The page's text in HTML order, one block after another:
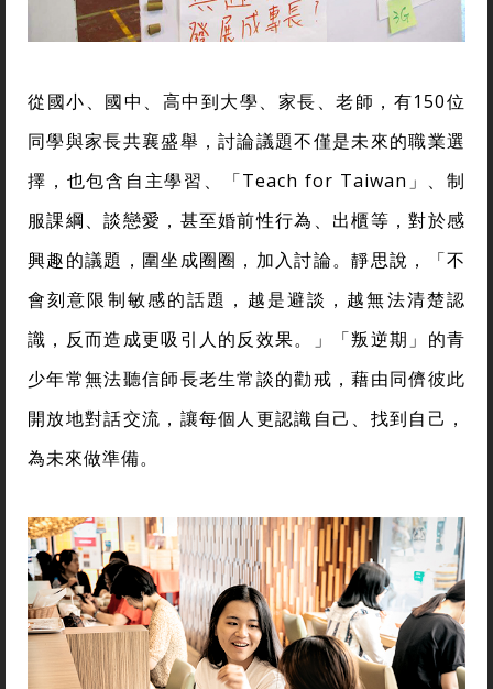
從國小、國中、高中到大學、家長、老師，有150位
同學與家長共襄盛舉，討論議題不僅是未來的職業選
擇，也包含自主學習、「Teach for Taiwan」、制
服課綱、談戀愛，甚至婚前性行為、出櫃等，對於感
興趣的議題，圍坐成圈圈，加入討論。靜思說，「不
會刻意限制敏感的話題，越是避談，越無法清楚認
識，反而造成更吸引人的反效果。」「叛逆期」的青
少年常無法聽信師長老生常談的勸戒，藉由同儕彼此
開放地對話交流，讓每個人更認識自己、找到自己，
為未來做準備。